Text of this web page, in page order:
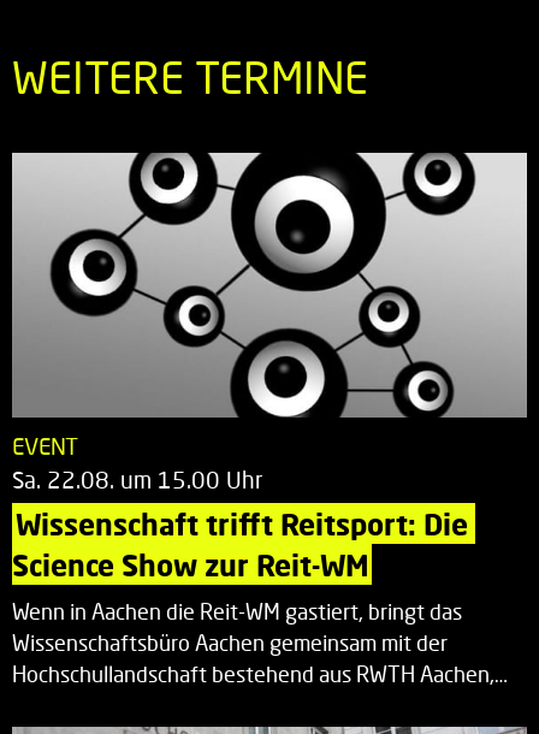
WEITERE TERMINE
EVENT
Sa. 22.08. um 15.00 Uhr
Wissenschaft trifft Reitsport: Die
Science Show zur Reit-WM
Wenn in Aachen die Reit-WM gastiert, bringt das
Wissenschaftsbüro Aachen gemeinsam mit der
Hochschullandschaft bestehend aus RWTH Aachen,…